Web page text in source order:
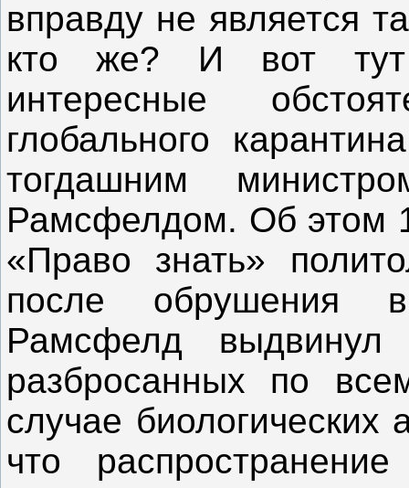
вправду не является
кто же? И вот тут
интересные
глобального
тогдашним
Рамсфелдом. Об этом
«Право знать»
после обрушения
Рамсфелд
разбросанных по
случае
что